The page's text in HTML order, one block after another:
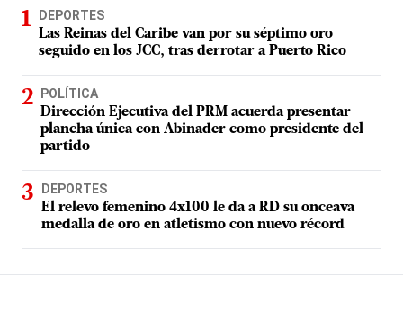
DEPORTES
Las Reinas del Caribe van por su séptimo oro
seguido en los JCC, tras derrotar a Puerto Rico
POLÍTICA
Dirección Ejecutiva del PRM acuerda presentar
plancha única con Abinader como presidente del
partido
DEPORTES
El relevo femenino 4x100 le da a RD su onceava
medalla de oro en atletismo con nuevo récord